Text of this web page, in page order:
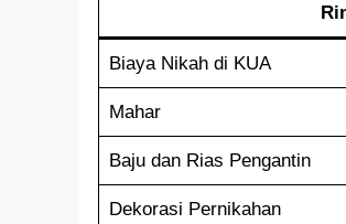
Biaya Nikah di KUA
Mahar
Baju dan Rias Pengantin
Dekorasi Pernikahan